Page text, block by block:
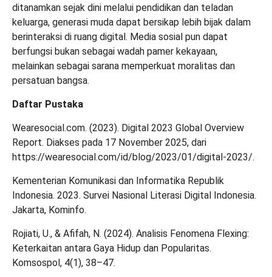
ditanamkan sejak dini melalui pendidikan dan teladan
keluarga, generasi muda dapat bersikap lebih bijak dalam
berinteraksi di ruang digital. Media sosial pun dapat
berfungsi bukan sebagai wadah pamer kekayaan,
melainkan sebagai sarana memperkuat moralitas dan
persatuan bangsa.
Daftar Pustaka
Wearesocial.com. (2023). Digital 2023 Global Overview
Report. Diakses pada 17 November 2025, dari
https://wearesocial.com/id/blog/2023/01/digital-2023/.
Kementerian Komunikasi dan Informatika Republik
Indonesia. 2023. Survei Nasional Literasi Digital Indonesia.
Jakarta, Kominfo.
Rojiati, U., & Afifah, N. (2024). Analisis Fenomena Flexing:
Keterkaitan antara Gaya Hidup dan Popularitas.
Komsospol, 4(1), 38–47.